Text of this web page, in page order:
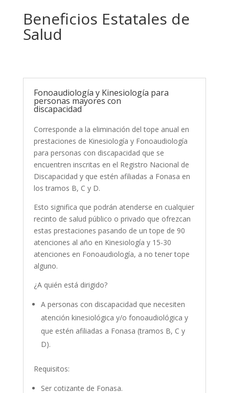
Beneficios Estatales de
Salud
Fonoaudiología y Kinesiología para
personas mayores con
discapacidad
Corresponde a la eliminación del tope anual en
prestaciones de Kinesiología y Fonoaudiología
para personas con discapacidad que se
encuentren inscritas en el Registro Nacional de
Discapacidad y que estén afiliadas a Fonasa en
los tramos B, C y D.
Esto significa que podrán atenderse en cualquier
recinto de salud público o privado que ofrezcan
estas prestaciones pasando de un tope de 90
atenciones al año en Kinesiología y 15-30
atenciones en Fonoaudiología, a no tener tope
alguno.
¿A quién está dirigido?
A personas con discapacidad que necesiten
atención kinesiológica y/o fonoaudiológica y
que estén afiliadas a Fonasa (tramos B, C y
D).
Requisitos:
Ser cotizante de Fonasa.